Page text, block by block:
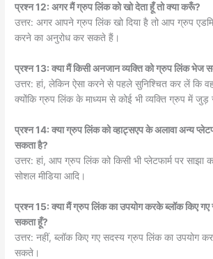
प्रश्न 12: अगर मैं ग्रुप लिंक को खो देता हूँ तो क्या करूँ?
उत्तर: अगर आपने ग्रुप लिंक खो दिया है तो आप ग्रुप
करने का अनुरोध कर सकते हैं।
प्रश्न 13: क्या मैं किसी अनजान व्यक्ति को ग्रुप लिंक भेज
उत्तर: हां, लेकिन ऐसा करने से पहले सुनिश्चित कर लें कि वह
क्योंकि ग्रुप लिंक के माध्यम से कोई भी व्यक्ति ग्रुप में जुड़
प्रश्न 14: क्या ग्रुप लिंक को व्हाट्सएप के अलावा अन्य
सकता है?
उत्तर: हां, आप ग्रुप लिंक को किसी भी प्लेटफार्म पर
सोशल मीडिया आदि।
प्रश्न 15: क्या मैं ग्रुप लिंक का उपयोग करके ब्लॉक किए गए
सकता हूँ?
उत्तर: नहीं, ब्लॉक किए गए सदस्य ग्रुप लिंक का उपयोग
सकते।